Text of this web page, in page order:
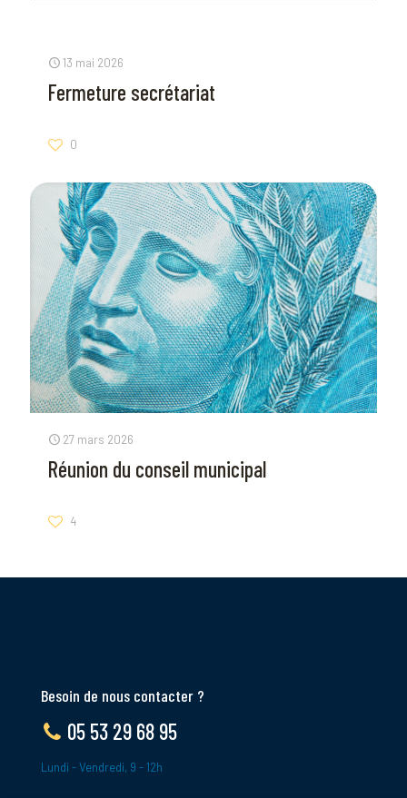
13 mai 2026
Fermeture secrétariat
0
27 mars 2026
Réunion du conseil municipal
4
Besoin de nous contacter ?
05 53 29 68 95
Lundi - Vendredi, 9 - 12h